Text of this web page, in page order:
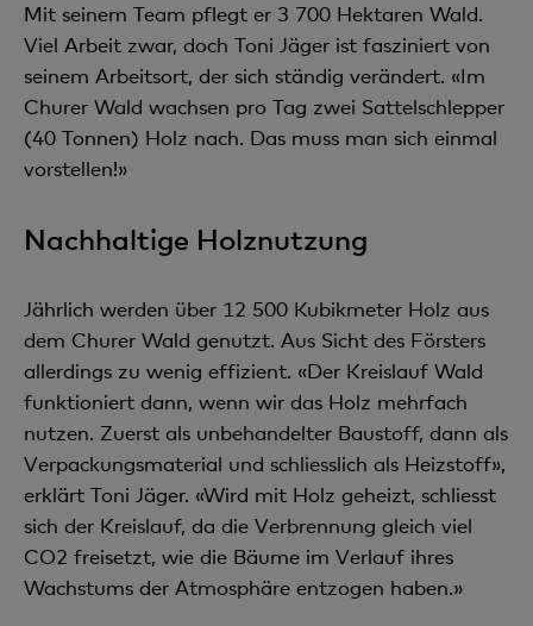
Mit seinem Team pflegt er 3 700 Hektaren Wald.
Viel Arbeit zwar, doch Toni Jäger ist fasziniert von
seinem Arbeitsort, der sich ständig verändert. «Im
Churer Wald wachsen pro Tag zwei Sattelschlepper
(40 Tonnen) Holz nach. Das muss man sich einmal
vorstellen!»
Nachhaltige Holznutzung
Jährlich werden über 12 500 Kubikmeter Holz aus
dem Churer Wald genutzt. Aus Sicht des Försters
allerdings zu wenig effizient. «Der Kreislauf Wald
funktioniert dann, wenn wir das Holz mehrfach
nutzen. Zuerst als unbehandelter Baustoff, dann als
Verpackungsmaterial und schliesslich als Heizstoff»,
erklärt Toni Jäger. «Wird mit Holz geheizt, schliesst
sich der Kreislauf, da die Verbrennung gleich viel
CO2 freisetzt, wie die Bäume im Verlauf ihres
Wachstums der Atmosphäre entzogen haben.»